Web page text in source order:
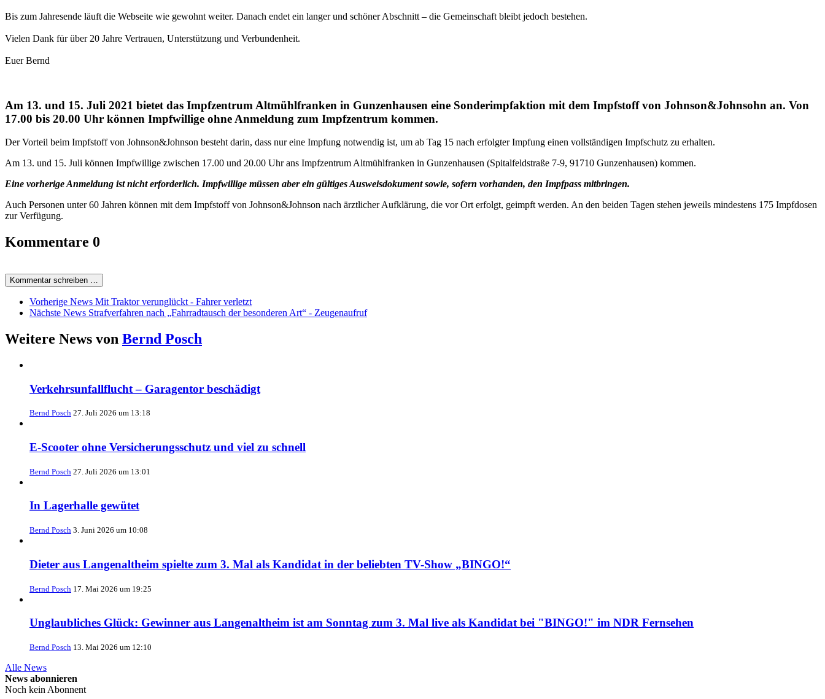
Bis zum Jahresende läuft die Webseite wie gewohnt weiter. Danach endet ein langer und schöner Abschnitt – die Gemeinschaft bleibt jedoch bestehen.
Vielen Dank für über 20 Jahre Vertrauen, Unterstützung und Verbundenheit.
Euer Bernd
Am 13. und 15. Juli 2021 bietet das Impfzentrum Altmühlfranken in Gunzenhausen eine Sonderimpfaktion mit dem Impfstoff von Johnson&Johnsohn an. Von
17.00 bis 20.00 Uhr können Impfwillige ohne Anmeldung zum Impfzentrum kommen.
Der Vorteil beim Impfstoff von Johnson&Johnson besteht darin, dass nur eine Impfung notwendig ist, um ab Tag 15 nach erfolgter Impfung einen vollständigen Impfschutz zu erhalten.
Am 13. und 15. Juli können Impfwillige zwischen 17.00 und 20.00 Uhr ans Impfzentrum Altmühlfranken in Gunzenhausen (Spitalfeldstraße 7-9, 91710 Gunzenhausen) kommen.
Eine vorherige Anmeldung ist nicht erforderlich. Impfwillige müssen aber ein gültiges Ausweisdokument sowie, sofern vorhanden, den Impfpass mitbringen.
Auch Personen unter 60 Jahren können mit dem Impfstoff von Johnson&Johnson nach ärztlicher Aufklärung, die vor Ort erfolgt, geimpft werden. An den beiden Tagen stehen jeweils mindestens 175 Impfdosen
zur Verfügung.
Kommentare 0
Kommentar schreiben …
Vorherige News Mit Traktor verunglückt - Fahrer verletzt
Nächste News Strafverfahren nach „Fahrradtausch der besonderen Art“ - Zeugenaufruf
Weitere News von Bernd Posch
Verkehrsunfallflucht – Garagentor beschädigt
Bernd Posch 27. Juli 2026 um 13:18
E-Scooter ohne Versicherungsschutz und viel zu schnell
Bernd Posch 27. Juli 2026 um 13:01
In Lagerhalle gewütet
Bernd Posch 3. Juni 2026 um 10:08
Dieter aus Langenaltheim spielte zum 3. Mal als Kandidat in der beliebten TV-Show „BINGO!“
Bernd Posch 17. Mai 2026 um 19:25
Unglaubliches Glück: Gewinner aus Langenaltheim ist am Sonntag zum 3. Mal live als Kandidat bei "BINGO!" im NDR Fernsehen
Bernd Posch 13. Mai 2026 um 12:10
Alle News
News abonnieren
Noch kein Abonnent